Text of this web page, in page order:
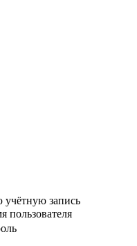
учётную запись
пользователя